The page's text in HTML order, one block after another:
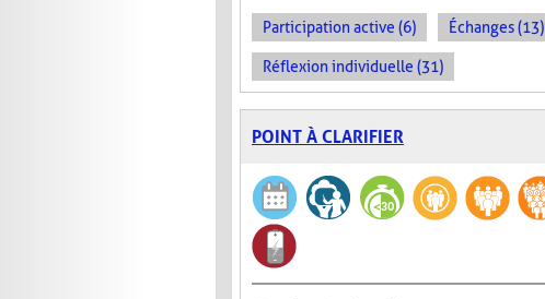
Participation active (6) Échanges (13)
Réflexion individuelle (31)
POINT À CLARIFIER